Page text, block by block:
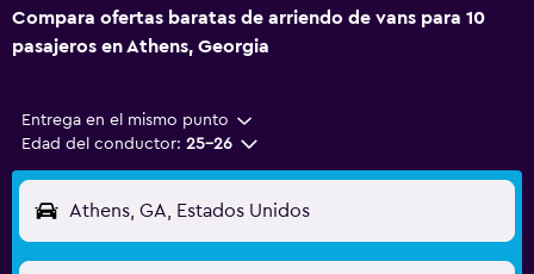
Compara ofertas baratas de arriendo de vans para 10
pasajeros en Athens, Georgia
Entrega en el mismo punto
Edad del conductor: 25-26
Athens, GA, Estados Unidos